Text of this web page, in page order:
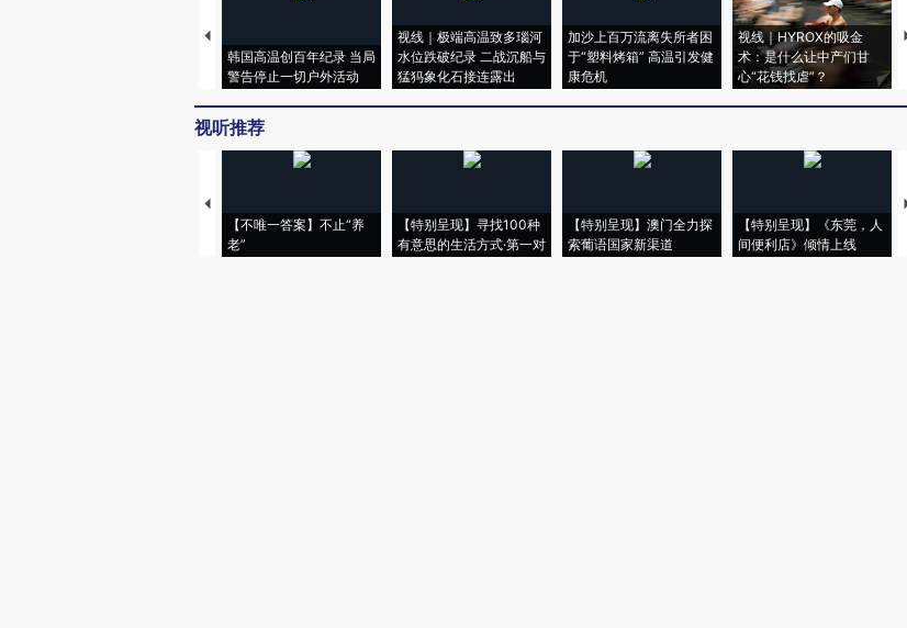
韩国高温创百年纪录 当局
警告停止一切户外活动
视线｜极端高温致多瑙河
水位跌破纪录 二战沉船与
猛犸象化石接连露出
加沙上百万流离失所者困
于“塑料烤箱” 高温引发健
康危机
视线｜HYROX的吸金
术：是什么让中产们甘
心“花钱找虐”？
视听推荐
【不唯一答案】不止“养
老”
【特别呈现】寻找100种
有意思的生活方式·第一对
【特别呈现】澳门全力探
索葡语国家新渠道
【特别呈现】《东莞，人
间便利店》倾情上线